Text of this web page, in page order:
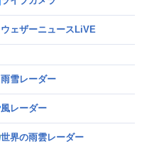
ウェザーニュースLiVE
雨雪レーダー
風レーダー
世界の雨雲レーダー